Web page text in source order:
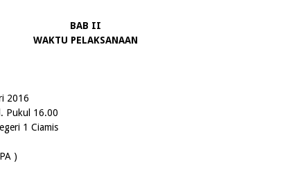
BAB II
WAKTU PELAKSANAAN
2016
16.00
1 Ciamis
)